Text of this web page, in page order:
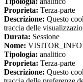
Proprieta: Terza-parte
Descrizione: Questo
traccia delle
Durata: Sessione
Nome:
Tipologia: analitico
Proprieta: Terza-parte
Descrizione: Questo